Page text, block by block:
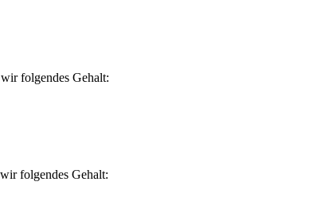
folgendes Gehalt:
folgendes Gehalt: